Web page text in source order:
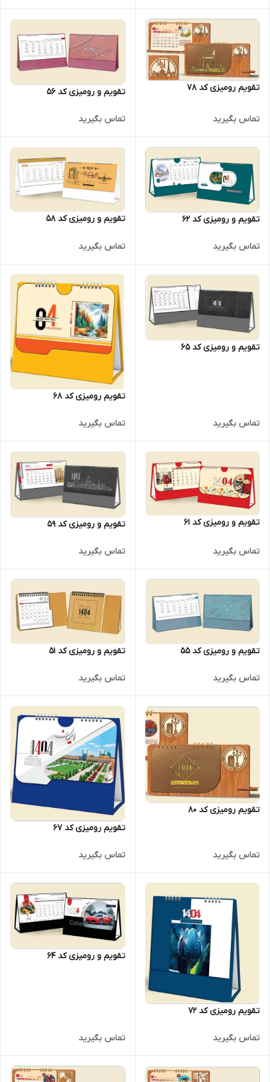
تقویم رومیزی کد 78
تماس بگیرید
تقویم و رومیزی کد 56
تماس بگیرید
تقویم و رومیزی کد 62
تماس بگیرید
تقویم و رومیزی کد 58
تماس بگیرید
تقویم و رومیزی کد 65
تماس بگیرید
تقویم رومیزی کد 68
تماس بگیرید
تقویم و رومیزی کد 61
تماس بگیرید
تقویم و رومیزی کد 59
تماس بگیرید
تقویم و رومیزی کد 55
تماس بگیرید
تقویم و رومیزی کد 51
تماس بگیرید
تقویم رومیزی کد 80
تماس بگیرید
تقویم رومیزی کد 67
تماس بگیرید
تقویم رومیزی کد 72
تماس بگیرید
تقویم و رومیزی کد 64
تماس بگیرید